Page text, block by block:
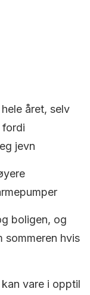
året, selv
fordi
jevn
boligen, og
sommeren hvis
vare i opptil